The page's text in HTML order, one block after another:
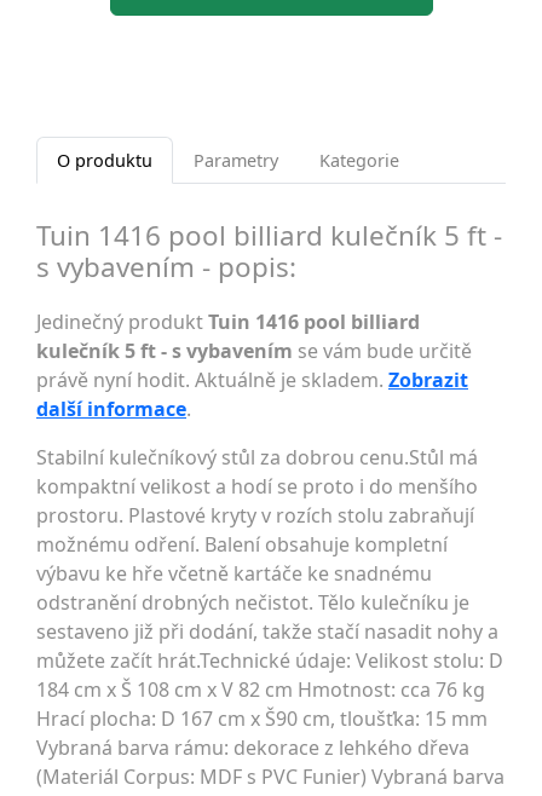
O produktu Parametry Kategorie
Tuin 1416 pool billiard kulečník 5 ft -
s vybavením - popis:
Jedinečný produktTuin 1416 pool billiard
kulečník 5 ft - s vybavením se vám bude určitě
právě nyní hodit. Aktuálně je skladem. Zobrazit
další informace.
Stabilní kulečníkový stůl za dobrou cenu.Stůl má
kompaktní velikost a hodí se proto i do menšího
prostoru. Plastové kryty v rozích stolu zabraňují
možnému odření. Balení obsahuje kompletní
výbavu ke hře včetně kartáče ke snadnému
odstranění drobných nečistot. Tělo kulečníku je
sestaveno již při dodání, takže stačí nasadit nohy a
můžete začít hrát.Technické údaje: Velikost stolu: D
184 cm x Š 108 cm x V 82 cm Hmotnost: cca 76 kg
Hrací plocha: D 167 cm x Š90 cm, tloušťka: 15 mm
Vybraná barva rámu: dekorace z lehkého dřeva
(Materiál Corpus: MDF s PVC Funier) Vybraná barva